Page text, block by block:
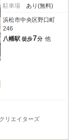
駐車場
あり(無料)
浜松市中央区野口町
246
八幡駅 徒歩7分 他
リエイターズ